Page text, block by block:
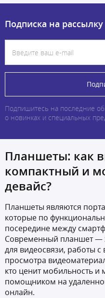
Подписка на рассылку
Подпишитесь на последние
о новинках и специальных
Планшеты: как
компактный и
девайс?
Планшеты являются
которые по
посередине между
Современный планшет —
для видеосвязи, работы
просмотра
кто ценит мобильность
помощником на
онлайн.